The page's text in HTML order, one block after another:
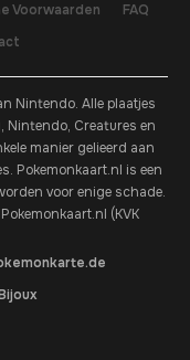
Voorwaarden
FAQ
Nintendo. Alle plaatjes
Nintendo, Creatures en
manier gelieerd aan
Pokemonkaart.nl is een
voor enige schade.
(KVK